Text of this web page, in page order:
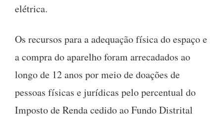
elétrica.
Os recursos para a adequação física do espaço e
a compra do aparelho foram arrecadados ao
longo de 12 anos por meio de doações de
pessoas físicas e jurídicas pelo percentual do
Imposto de Renda cedido ao Fundo Distrital